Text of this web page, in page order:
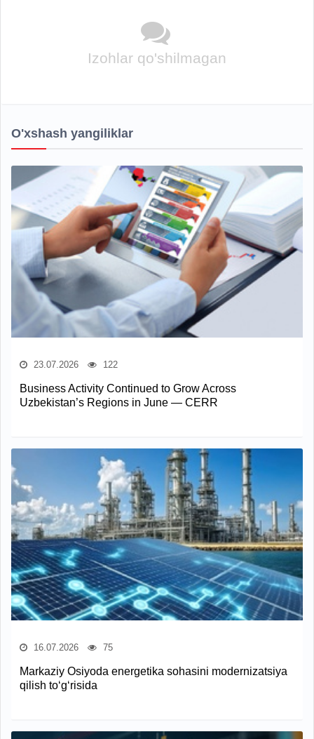
Izohlar qo'shilmagan
O'xshash yangiliklar
23.07.2026 122
Business Activity Continued to Grow Across
Uzbekistan’s Regions in June — CERR
16.07.2026 75
Markaziy Osiyoda energetika sohasini modernizatsiya
qilish to‘g‘risida